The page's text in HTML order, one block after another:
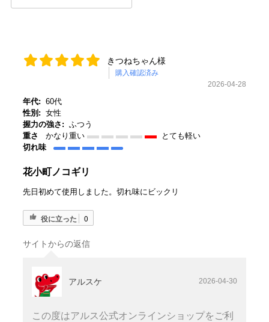
きつねちゃん様
購入確認済み
2026-04-28
年代: 60代
性別: 女性
握力の強さ: ふつう
重さ
かなり重い
とても軽い
切れ味
花小町ノコギリ
先日初めて使用しました。切れ味にビックリ
役に立った 0
サイトからの返信
アルスケ 2026-04-30
この度はアルス公式オンラインショップをご利